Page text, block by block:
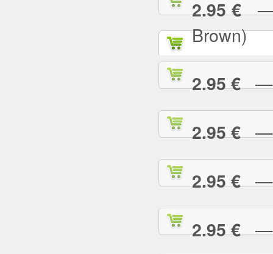
2.95 €—
Brown)
2.95 €—
2.95 €—
2.95 €—
2.95 €—